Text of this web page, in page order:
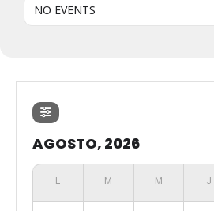
NO EVENTS
AGOSTO, 2026